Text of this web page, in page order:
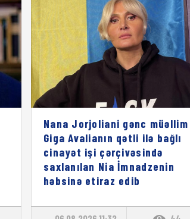
Nana Jorjoliani gənc müəllim
Giga Avalianın qətli ilə bağlı
cinayət işi çərçivəsində
saxlanılan Nia İmnadzenin
həbsinə etiraz edib